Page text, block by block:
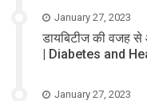
January 27, 2023
डायबिटीज की वजह से
| Diabetes and
January 27, 2023